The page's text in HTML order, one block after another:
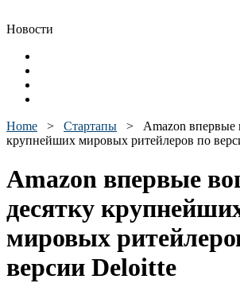
Новости
Home > Стартапы > Amazon впервые
крупнейших мировых ритейлеров по
Amazon впервые
десятку
мировых
версии Deloitte